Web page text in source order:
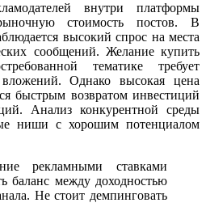
внутри платформы
стоимость постов. В
высокий спрос на места
сообщений. Желание купить
тематике требует
вложений. Однако высокая цена
быстрым возвратом инвестиций
Анализ конкурентной среды
ниши с хорошим потенциалом
рекламными ставками
баланс между доходностью
Не стоит демпинговать